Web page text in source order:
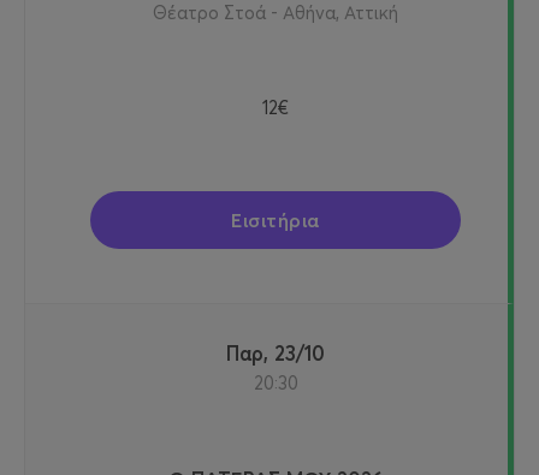
Θέατρο Στοά - Αθήνα, Αττική
12€
Εισιτήρια
Παρ, 23/10
20:30